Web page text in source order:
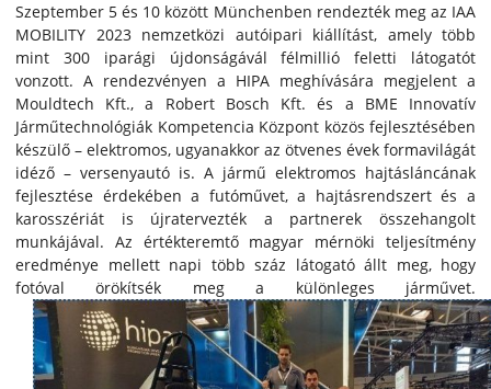
Szeptember 5 és 10 között Münchenben rendezték meg az IAA
MOBILITY 2023 nemzetközi autóipari kiállítást, amely több
mint 300 iparági újdonságávál félmillió feletti látogatót
vonzott. A rendezvényen a HIPA meghívására megjelent a
Mouldtech Kft., a Robert Bosch Kft. és a BME Innovatív
Járműtechnológiák Kompetencia Központ közös fejlesztésében
készülő – elektromos, ugyanakkor az ötvenes évek formavilágát
idéző – versenyautó is. A jármű elektromos hajtásláncának
fejlesztése érdekében a futóművet, a hajtásrendszert és a
karosszériát is újratervezték a partnerek összehangolt
munkájával. Az értékteremtő magyar mérnöki teljesítmény
eredménye mellett napi több száz látogató állt meg, hogy
fotóval örökítsék meg a különleges járművet.